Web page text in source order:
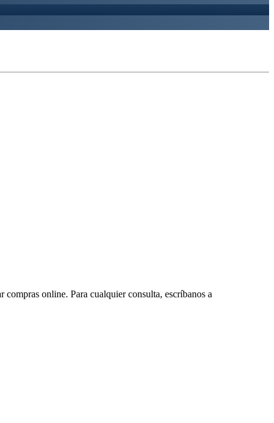
online. Para cualquier consulta, escríbanos a